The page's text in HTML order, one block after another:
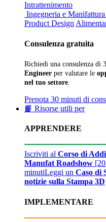
Intrattenimento
Ingegneria e Manifattura
Product Design
Consulenza gratuita
Richiedi una consulenza di
Engineer per valutare le
nel tuo settore
Prenota 30 minuti di
📙 Risorse utili per
APPRENDERE
Iscriviti al Corso di
Manufat Roadshow
minutiLeggi un Caso di
notizie sulla Stampa 3D
IMPLEMENTARE